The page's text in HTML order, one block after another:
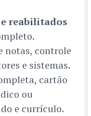
reabilitados
notas, controle
e sistemas.
cartão
ou
e currículo.